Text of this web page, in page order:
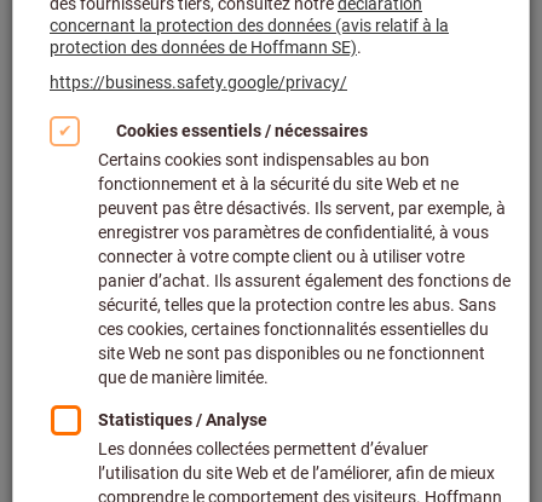
Cliquer pour agrandir l’image